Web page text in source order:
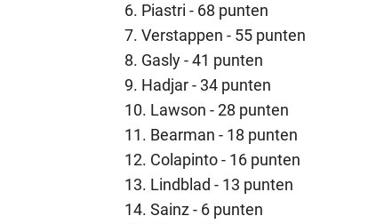
6. Piastri - 68 punten
7. Verstappen - 55 punten
8. Gasly - 41 punten
9. Hadjar - 34 punten
10. Lawson - 28 punten
11. Bearman - 18 punten
12. Colapinto - 16 punten
13. Lindblad - 13 punten
14. Sainz - 6 punten